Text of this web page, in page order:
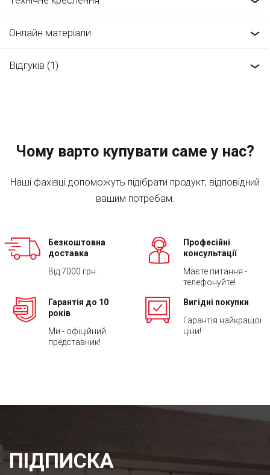
Онлайн матеріали
Відгуків (1)
Чому варто купувати саме у нас?
Наші фахівці допоможуть підібрати продукт, відповідний
вашим потребам.
Безкоштовна
доставка
Від 7000 грн.
Професійні
консультації
Маєте питання -
телефонуйте!
Гарантія до 10
років
Ми - офіційний
представник!
Вигідні покупки
Гарантія найкращої
ціни!
ПІДПИСКА